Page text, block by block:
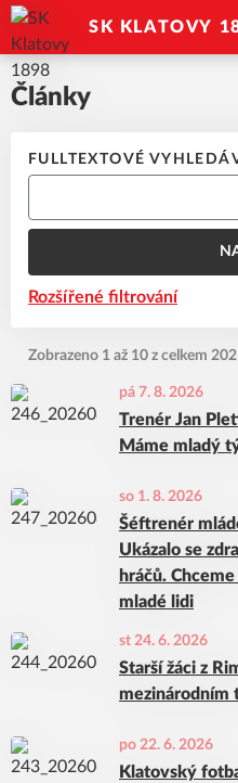
SK KLATOVY
Články
FULLTEXTOVÉ
Rozšířené filtrování
Zobrazeno 1 až 10 z celkem
pá 7. 8. 2026
Trenér Jan
Máme mladý
so 1. 8. 2026
Šéftrenér
Ukázalo se
hráčů.
mladé lidi
st 24. 6. 2026
Starší žáci z
mezinárodním
po 22. 6. 2026
Klatovský